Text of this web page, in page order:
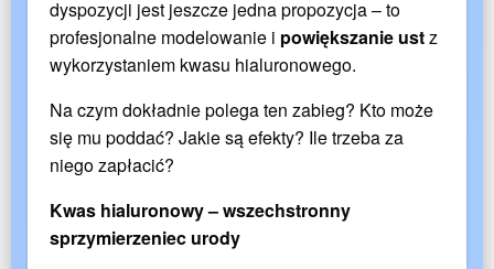
dyspozycji jest jeszcze jedna propozycja – to
profesjonalne modelowanie i powiększanie ustz
wykorzystaniem kwasu hialuronowego.
Na czym dokładnie polega ten zabieg? Kto może
się mu poddać? Jakie są efekty? Ile trzeba za
niego zapłacić?
Kwas hialuronowy – wszechstronny
sprzymierzeniec urody